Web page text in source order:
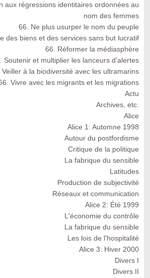
aux régressions identitaires ordonnées au
nom des femmes
66. Ne plus usurper le nom du peuple
des biens et des services sans but lucratif
66. Réformer la médiasphère
Soutenir et multiplier les lanceurs d’alertes
Veiller à la biodiversité avec les ultramarins
Vivre avec les migrants et les migrations
Actu
Archives, etc.
Alice
Alice 1: Automne 1998
Autour du postfordisme
Critique de la politique
La fabrique du sensible
Latitudes
Production de subjectivité
Réseaux et communication
Alice 2: Été 1999
L'économie du contrôle
La fabrique du sensible
Les lois de l'hospitalité
Alice 3: Hiver 2000
Divers I
Divers II